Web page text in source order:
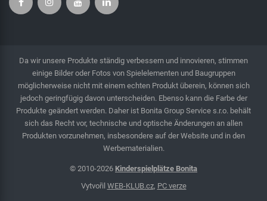
Da wir unsere Produkte ständig verbessern und innovieren, stimmen
einige Bilder oder Fotos von Spielelementen und Baugruppen
möglicherweise nicht mit einem echten Produkt überein, können sich
jedoch geringfügig davon unterscheiden. Ebenso kann die Farbe der
Produkte geändert werden. Daher ist Bonita Group Service s.r.o. behält
sich das Recht vor, technische und optische Änderungen an allen
Produkten vorzunehmen, insbesondere auf der Website und in den
Werbematerialien.
© 2010-2026 Kinderspielplätze Bonita
Vytvořil WEB-KLUB.cz, PC verze